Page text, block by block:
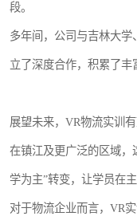
段。
多年间，公司与吉林大
立了深度合作，积累了丰
展望未来，VR物流实训
在镇江及更广泛的区域，
学为主”转变，让学员在
对于物流企业而言，VR